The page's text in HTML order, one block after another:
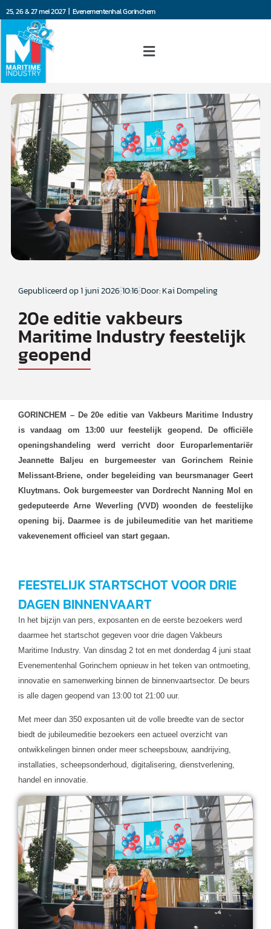
25, 26 & 27 mei 2027 | Evenementenhal Gorinchem
Gepubliceerd op1 juni 202610:16 Door: Kai Dompeling
20e editie vakbeurs
Maritime Industry feestelijk
geopend
GORINCHEM – De 20e editie van Vakbeurs Maritime Industry
is vandaag om 13:00 uur feestelijk geopend. De officiële
openingshandeling werd verricht door Europarlementariër
Jeannette Baljeu en burgemeester van Gorinchem Reinie
Melissant-Briene, onder begeleiding van beursmanager Geert
Kluytmans. Ook burgemeester van Dordrecht Nanning Mol en
gedeputeerde Arne Weverling (VVD) woonden de feestelijke
opening bij. Daarmee is de jubileumeditie van het maritieme
vakevenement officieel van start gegaan.
FEESTELIJK STARTSCHOT VOOR DRIE
DAGEN BINNENVAART
In het bijzijn van pers, exposanten en de eerste bezoekers werd
daarmee het startschot gegeven voor drie dagen Vakbeurs
Maritime Industry. Van dinsdag 2 tot en met donderdag 4 juni staat
Evenementenhal Gorinchem opnieuw in het teken van ontmoeting,
innovatie en samenwerking binnen de binnenvaartsector. De beurs
is alle dagen geopend van 13:00 tot 21:00 uur.
Met meer dan 350 exposanten uit de volle breedte van de sector
biedt de jubileumeditie bezoekers een actueel overzicht van
ontwikkelingen binnen onder meer scheepsbouw, aandrijving,
installaties, scheepsonderhoud, digitalisering, dienstverlening,
handel en innovatie.